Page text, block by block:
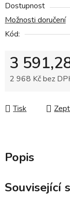
Dostupnost
Možnosti doručení
Kód:
3
2 968 Kč bez
Tisk
Popis
Související